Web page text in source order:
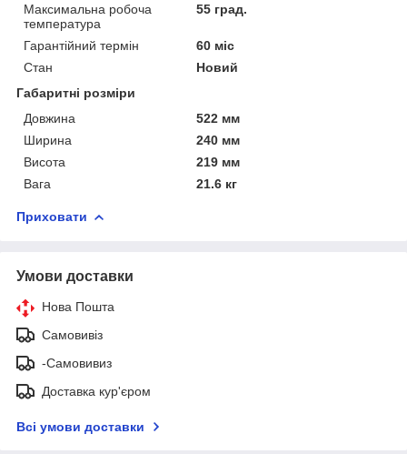
Максимальна робоча
температура
55 град.
Гарантійний термін
60 міс
Стан
Новий
Габаритні розміри
Довжина
522 мм
Ширина
240 мм
Висота
219 мм
Вага
21.6 кг
Приховати
Умови доставки
Нова Пошта
Самовивіз
-Самовивиз
Доставка кур'єром
Всі умови доставки